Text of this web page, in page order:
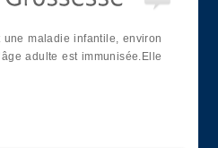
maladie infantile, environ
adulte est immunisée.Elle